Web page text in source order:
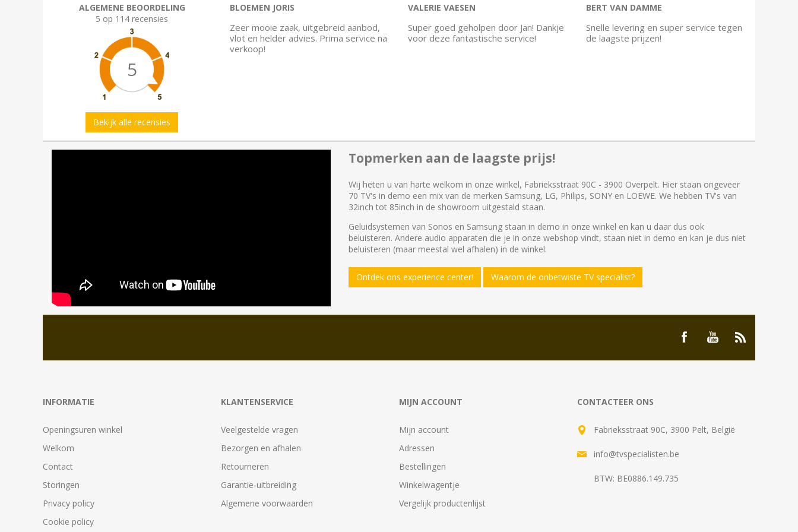
ALGEMENE BEOORDELING
5 op 114 recensies
5
Bekijk alle recensies
BLOEMEN JORIS
Zeer mooie zaak, uitgebreid aanbod,
vlot en helder advies. Prima service na
verkoop!
VALERIE VAESEN
Super goed geholpen door Jan! Dankje
voor deze fantastische service!
BERT VAN DAMME
Snelle levering en super service tegen
de laagste prijzen!
Topmerken aan de laagste prijs!
Wij heten u van harte welkom in onze winkel, Fabrieksstraat 90C - 3900 Overpelt. Hier staan ongeveer
70 TV's in demo een mix van de merken Samsung, LG, Philips, SONY en LOEWE. We hebben TV's van
32inch tot 85inch in de showroom uitgestald staan.
Geluidsystemen van Sonos en Samsung staan in demo in onze winkel en kan u daar dus ook
beluisteren. Andere audio apparaten die je in onze webshop vindt, staan niet in demo en kan je dus niet
beluisteren (maar meestal wel afhalen) in de winkel.
Ontdek ons experience center! Waarom de onbetwiste TV specialist?
INFORMATIE
Openingsuren winkel
Welkom
Contact
Storingen
Privacy policy
Cookie policy
KLANTENSERVICE
Veelgestelde vragen
Bezorgen en afhalen
Retourneren
Garantie-uitbreiding
Algemene voorwaarden
MIJN ACCOUNT
Mijn account
Adressen
Bestellingen
Winkelwagentje
Vergelijk productenlijst
CONTACTEER ONS
Fabrieksstraat 90C, 3900 Pelt, België
info@tvspecialisten.be
BTW: BE0886.149.735